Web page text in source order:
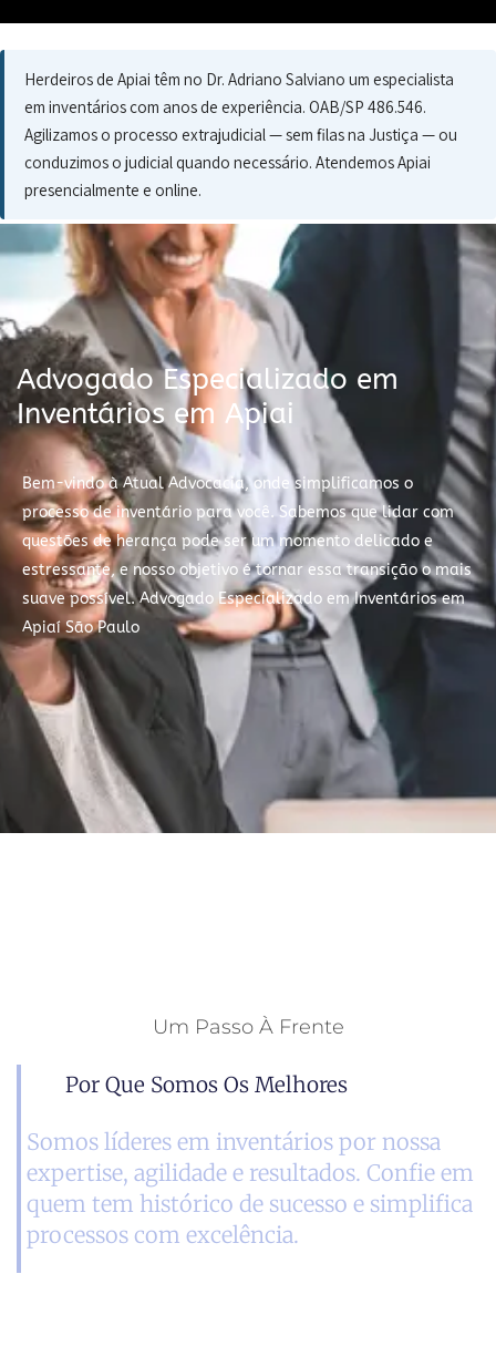
Herdeiros de Apiai têm no Dr. Adriano Salviano um especialista
em inventários com anos de experiência. OAB/SP 486.546.
Agilizamos o processo extrajudicial — sem filas na Justiça — ou
conduzimos o judicial quando necessário. Atendemos Apiai
presencialmente e online.
Advogado Especializado em
Inventários em Apiai
Bem-vindo à Atual Advocacia, onde simplificamos o
processo de inventário para você. Sabemos que lidar com
questões de herança pode ser um momento delicado e
estressante, e nosso objetivo é tornar essa transição o mais
suave possível. Advogado Especializado em Inventários em
Apiaí São Paulo
Um Passo À Frente
Por Que Somos Os Melhores
Somos líderes em inventários por nossa
expertise, agilidade e resultados. Confie em
quem tem histórico de sucesso e simplifica
processos com excelência.